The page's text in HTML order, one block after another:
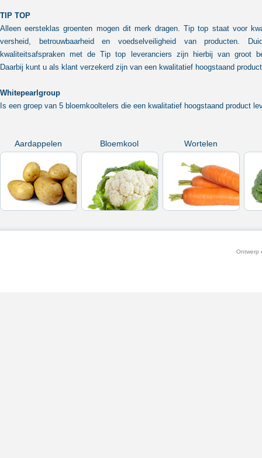
TIP TOP
Alleen eersteklas groenten mogen dit merk dragen. Tip top staat voor
versheid, betrouwbaarheid en voedselveiligheid van producten.
kwaliteitsafspraken met de Tip top leveranciers zijn hierbij van groot
Daarbij kunt u als klant verzekerd zijn van een kwalitatief hoogstaand
Whitepearlgroup
Is een groep van 5 bloemkooltelers die een kwalitatief hoogstaand product
Aardappelen Bloemkool Wortelen
Ontwerp